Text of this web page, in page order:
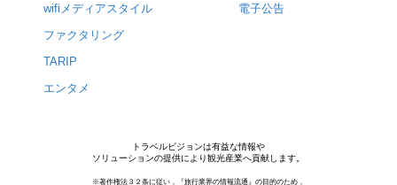
wifiメディアスタイル
ファクタリング
TARIP
エンタメ
電子公告
トラベルビジョンは有益な情報や
ソリューションの提供により観光産業へ貢献します。
※著作権法３２条に従い，『旅行業界の情報流通』の目的のため，